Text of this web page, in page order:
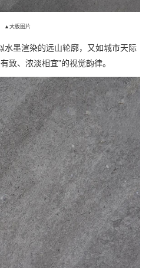
▲大板图片
水墨渲染的远山轮廓，又如城市天际
致、浓淡相宜”的视觉韵律。